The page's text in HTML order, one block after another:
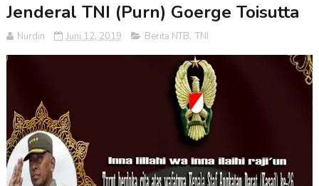
Jenderal TNI (Purn) Goerge Toisutta
Nurdin Juni 12, 2019 Berita NTB, TNI